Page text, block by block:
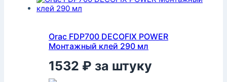
Orac FDP700 DECOFIX POWER
Монтажный клей 290 мл
1532 ₽ за штуку